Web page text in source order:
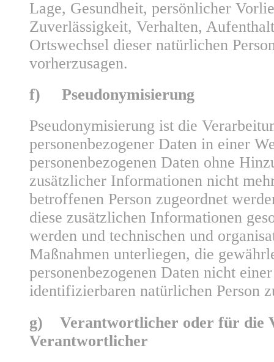
Lage, Gesundheit, persönlicher
Zuverlässigkeit, Verhalten,
Ortswechsel dieser natürlichen
vorherzusagen.
f) Pseudonymisierung
Pseudonymisierung ist die
personenbezogener Daten in einer
personenbezogenen Daten ohne
zusätzlicher Informationen nicht
betroffenen Person zugeordnet
diese zusätzlichen Informationen
werden und technischen und
Maßnahmen unterliegen, die
personenbezogenen Daten nicht
identifizierbaren natürlichen Person
g) Verantwortlicher oder für die
Verantwortlicher